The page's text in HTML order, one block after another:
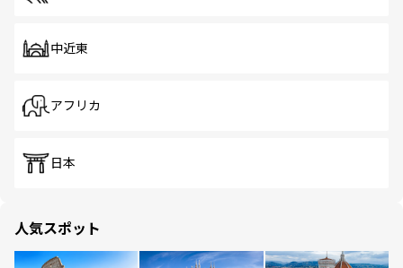
中近東
アフリカ
日本
人気スポット